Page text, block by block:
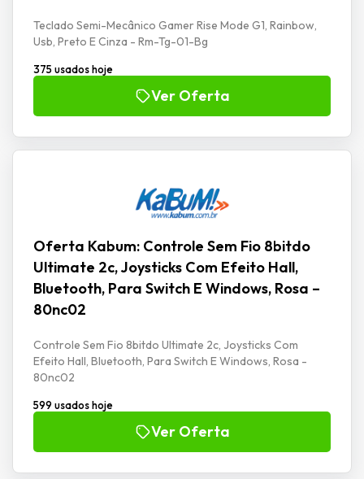
Teclado Semi-Mecânico Gamer Rise Mode G1, Rainbow,
Usb, Preto E Cinza - Rm-Tg-01-Bg
375 usados hoje
Ver Oferta
Oferta Kabum: Controle Sem Fio 8bitdo
Ultimate 2c, Joysticks Com Efeito Hall,
Bluetooth, Para Switch E Windows, Rosa –
80nc02
Controle Sem Fio 8bitdo Ultimate 2c, Joysticks Com
Efeito Hall, Bluetooth, Para Switch E Windows, Rosa -
80nc02
599 usados hoje
Ver Oferta